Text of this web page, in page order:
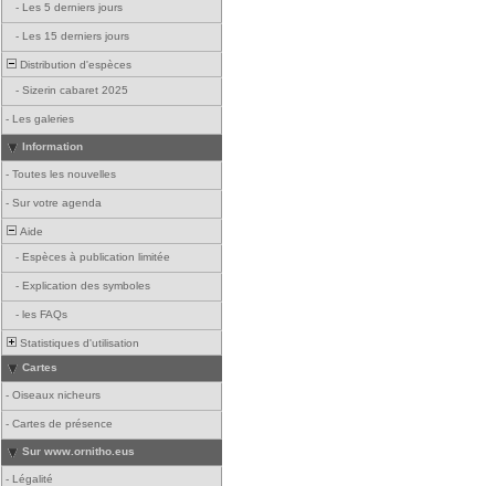
- Les 5 derniers jours
- Les 15 derniers jours
Distribution d'espèces
- Sizerin cabaret 2025
- Les galeries
Information
- Toutes les nouvelles
- Sur votre agenda
Aide
- Espèces à publication limitée
- Explication des symboles
- les FAQs
Statistiques d'utilisation
Cartes
- Oiseaux nicheurs
- Cartes de présence
Sur www.ornitho.eus
- Légalité